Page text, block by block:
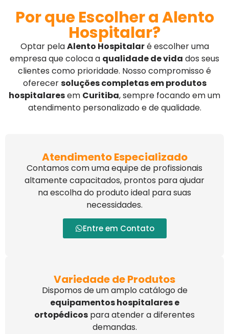
Por que Escolher a Alento
Hospitalar?
Optar pelaAlento Hospitalaré escolher uma
empresa que coloca a qualidade de vida dos seus
clientes como prioridade. Nosso compromisso é
oferecersoluções completas em produtos
hospitalaresem Curitiba, sempre focando em um
atendimento personalizado e de qualidade.
Atendimento Especializado
Contamos com uma equipe de profissionais
altamente capacitados, prontos para ajudar
na escolha do produto ideal para suas
necessidades.
Entre em Contato
Variedade de Produtos
Dispomos de um amplo catálogo de
equipamentos hospitalares e
ortopédicos para atender a diferentes
demandas.